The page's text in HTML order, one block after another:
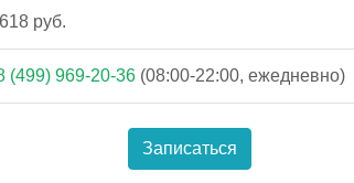
руб.
(499) 969-20-36 (08:00-22:00, ежедневно)
Записаться